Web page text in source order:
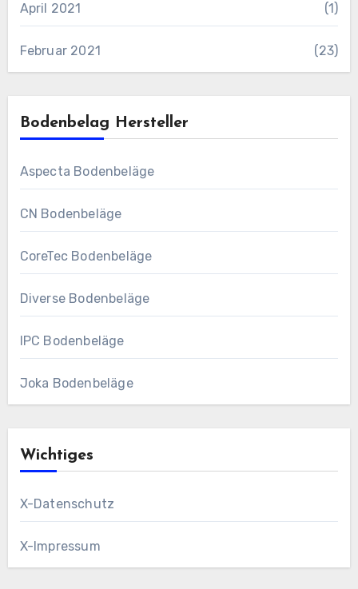
April 2021 (1)
Februar 2021 (23)
Bodenbelag Hersteller
Aspecta Bodenbeläge
CN Bodenbeläge
CoreTec Bodenbeläge
Diverse Bodenbeläge
IPC Bodenbeläge
Joka Bodenbeläge
Wichtiges
X-Datenschutz
X-Impressum